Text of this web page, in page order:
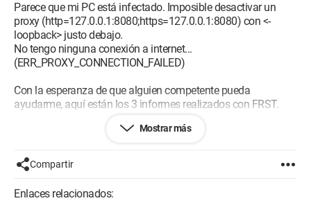
Parece que mi PC está infectado. Imposible desactivar un
proxy (http=127.0.0.1:8080;https=127.0.0.1:8080) con <-
loopback> justo debajo.
No tengo ninguna conexión a internet...
(ERR_PROXY_CONNECTION_FAILED)
Con la esperanza de que alguien competente pueda
ayudarme, aquí están los 3 informes realizados con FRST.
Muchas gracias de antemano.
FRST.txt : https://pjjoint.malekal.com/files.php?
id=FRST_20190719_q9t6s7b14f14
Mostrar más
Compartir
Enlaces relacionados: